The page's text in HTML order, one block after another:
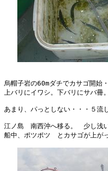
烏帽子岩の60mダチでカサゴ開始・
上バリにイワシ。下バリにサバ冊。
あまり、パっとしない・・・５流
江ノ島　南西沖へ移る。　少し浅
船中、ポツポツ　とカサゴが上